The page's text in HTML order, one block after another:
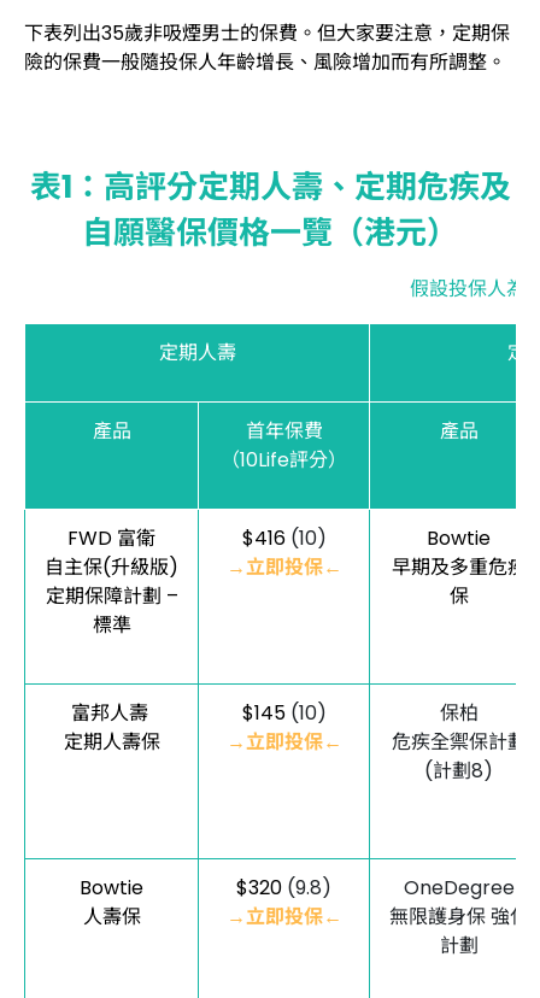
下表列出35歲非吸煙男士的保費。但大家要注意，定期保
險的保費一般隨投保人年齡增長、風險增加而有所調整。
表1：高評分定期人壽、定期危疾及
自願醫保價格一覽（港元）
假設投保人為
定期人壽 定
產品
首年保費
（10Life評分）
產品
FWD 富衛
自主保(升級版)
定期保障計劃 –
標準
$416 (10)
→立即投保←
Bowtie
早期及多重危疾
保
富邦人壽
定期人壽保
$145 (10)
→立即投保←
保柏
危疾全禦保計劃
(計劃8)
Bowtie
人壽保
$320 (9.8)
→立即投保←
OneDegree
無限護身保 強化
計劃